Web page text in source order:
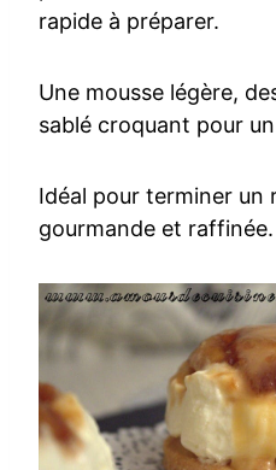
rapide à préparer.
Une mousse légère,
sablé croquant pour
Idéal pour terminer un
gourmande et raffinée.